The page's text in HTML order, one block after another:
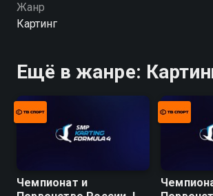
Жанр
Картинг
Ещё в жанре:
Чемпионат и